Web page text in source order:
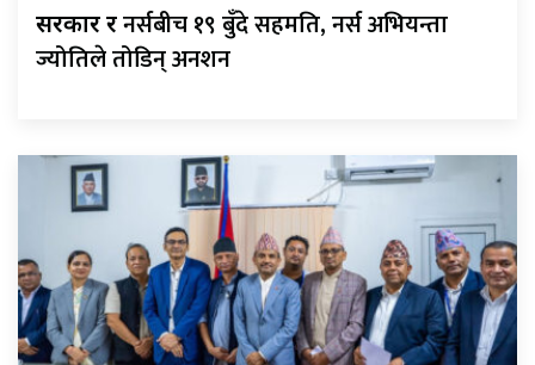
सरकार रनर्सबीच १९ बुँदे सहमति, नर्स अभियन्ता
ज्योतिले तोडिन् अनशन